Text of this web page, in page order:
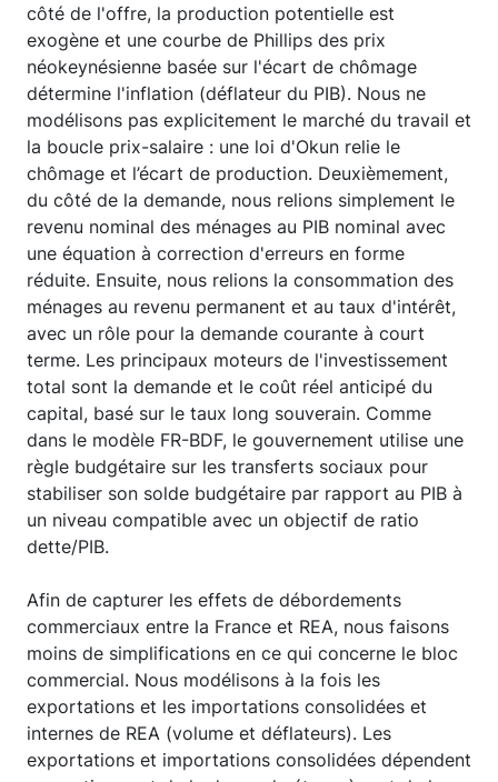
côté de l'offre, la production potentielle est
exogène et une courbe de Phillips des prix
néokeynésienne basée sur l'écart de chômage
détermine l'inflation (déflateur du PIB). Nous ne
modélisons pas explicitement le marché du travail et
la boucle prix-salaire : une loi d'Okun relie le
chômage et l’écart de production. Deuxièmement,
du côté de la demande, nous relions simplement le
revenu nominal des ménages au PIB nominal avec
une équation à correction d'erreurs en forme
réduite. Ensuite, nous relions la consommation des
ménages au revenu permanent et au taux d'intérêt,
avec un rôle pour la demande courante à court
terme. Les principaux moteurs de l'investissement
total sont la demande et le coût réel anticipé du
capital, basé sur le taux long souverain. Comme
dans le modèle FR-BDF, le gouvernement utilise une
règle budgétaire sur les transferts sociaux pour
stabiliser son solde budgétaire par rapport au PIB à
un niveau compatible avec un objectif de ratio
dette/PIB.
Afin de capturer les effets de débordements
commerciaux entre la France et REA, nous faisons
moins de simplifications en ce qui concerne le bloc
commercial. Nous modélisons à la fois les
exportations et les importations consolidées et
internes de REA (volume et déflateurs). Les
exportations et importations consolidées dépendent